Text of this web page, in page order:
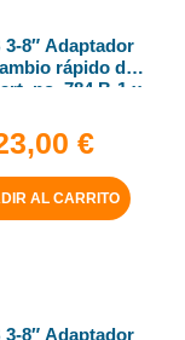
3-8″ Adaptador
rápido de
no. 784 B-1 x
€
AL CARRITO
3-8″ Adaptador